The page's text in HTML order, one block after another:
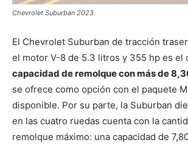
Chevrolet Suburban 2023
El Chevrolet Suburban de tracción
el motor V-8 de 5.3 litros y 355 hp es el
capacidad de remolque con más de
se ofrece como opción con el paquete
disponible. Por su parte, la Suburban
en las cuatro ruedas cuenta con la
remolque máximo: una capacidad de